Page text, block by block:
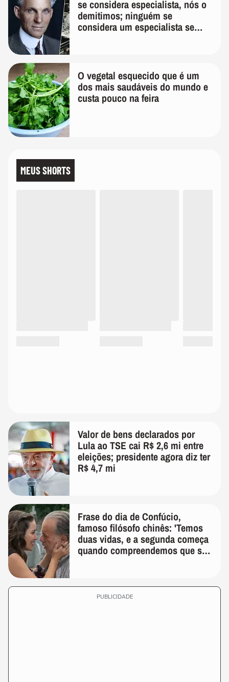
se considera especialista, nós o
demitimos; ninguém se
considera um especialista se
O vegetal esquecido que é um
dos mais saudáveis do mundo e
custa pouco na feira
MEUS SHORTS
Valor de bens declarados por
Lula ao TSE cai R$ 2,6 mi entre
eleições; presidente agora diz ter
R$ 4,7 mi
Frase do dia de Confúcio,
famoso filósofo chinês: 'Temos
duas vidas, e a segunda começa
quando compreendemos que só
PUBLICIDADE